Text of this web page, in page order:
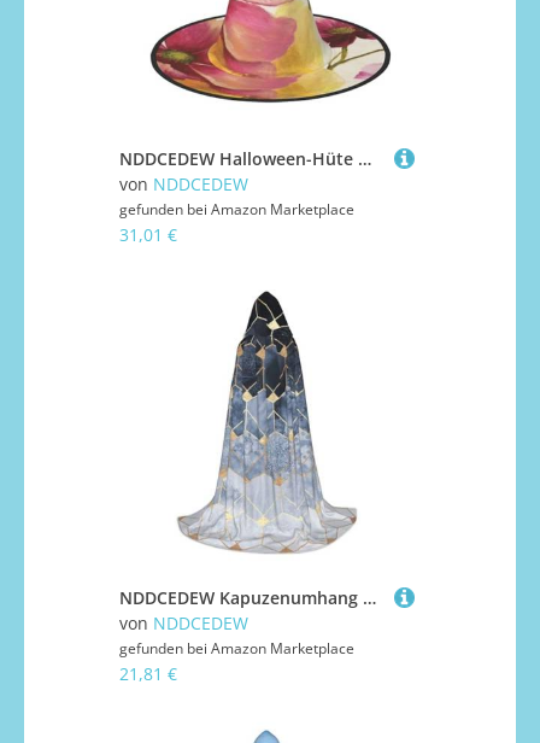
NDDCEDEW Halloween-Hüte mit buntem Blumendruck, Hexen-Zauberer-Hüte für Feste, Cosplay
von NDDCEDEW
gefunden bei Amazon Marketplace
31,01 €
NDDCEDEW Kapuzenumhang mit blauem Hexagon- und Diamant-Druck, für Teenager, bodenlanger Kapuzenumhang
von NDDCEDEW
gefunden bei Amazon Marketplace
21,81 €